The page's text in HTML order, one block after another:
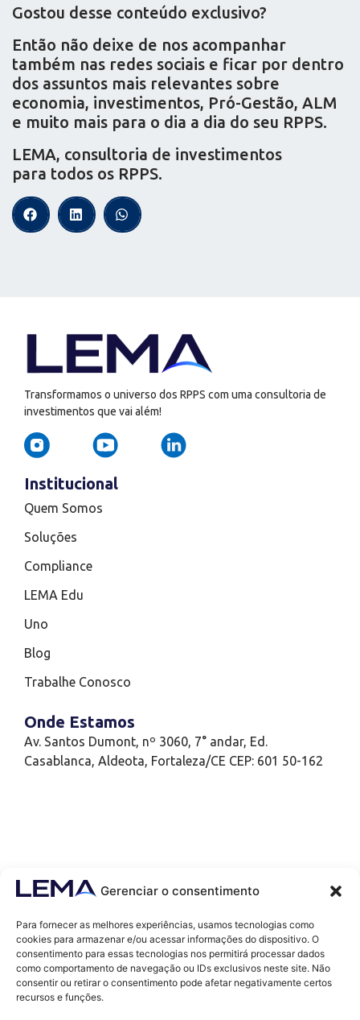
Gerenciar o consentimento
Para fornecer as melhores experiências, usamos tecnologias como
cookies para armazenar e/ou acessar informações do dispositivo. O
consentimento para essas tecnologias nos permitirá processar dados
como comportamento de navegação ou IDs exclusivos neste site. Não
consentir ou retirar o consentimento pode afetar negativamente certos
recursos e funções.
Gostou desse conteúdo exclusivo?
Então não deixe de nos acompanhar
também nas redes sociais e ficar por dentro
dos assuntos mais relevantes sobre
economia, investimentos, Pró-Gestão, ALM
e muito mais para o dia a dia do seu RPPS.
LEMA, consultoria de investimentos
para todos os RPPS.
Transformamos o universo dos RPPS com uma consultoria de
investimentos que vai além!
Institucional
Quem Somos
Soluções
Compliance
LEMA Edu
Uno
Blog
Trabalhe Conosco
Onde Estamos
Av. Santos Dumont, nº 3060, 7° andar, Ed.
Casablanca, Aldeota, Fortaleza/CE CEP: 601 50-162
Contatos
contato@lemaef.com.br